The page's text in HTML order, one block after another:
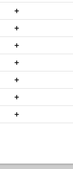
+
+
+
+
+
+
+